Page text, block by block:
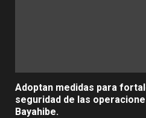
Adoptan medidas para
seguridad de las
Bayahibe.